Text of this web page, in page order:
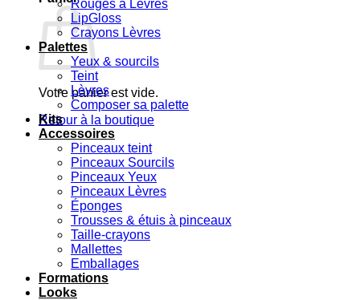
Votre panier est vide.
Retour à la boutique
Rouges à Lèvres
LipGloss
Crayons Lèvres
Palettes
Yeux & sourcils
Teint
Lèvres
Composer sa palette
Kits
Accessoires
Pinceaux teint
Pinceaux Sourcils
Pinceaux Yeux
Pinceaux Lèvres
Éponges
Trousses & étuis à pinceaux
Taille-crayons
Mallettes
Emballages
Formations
Looks